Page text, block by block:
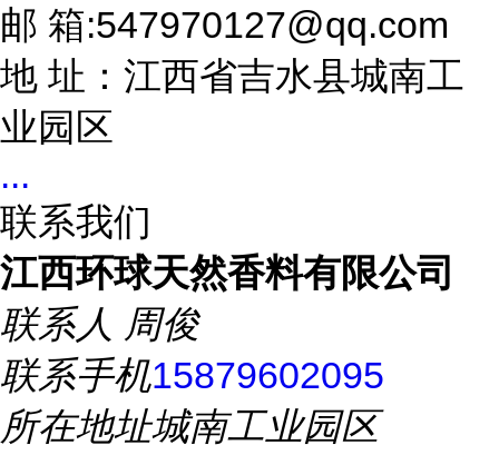
邮 箱:547970127@qq.com
地 址：江西省吉水县城南工
业园区
...
联系我们
江西环球天然香料有限公司
联系人 周俊
联系手机15879602095
所在地址城南工业园区